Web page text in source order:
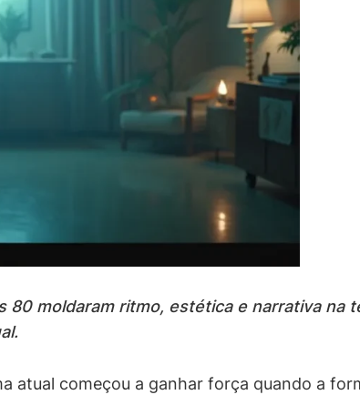
80 moldaram ritmo, estética e narrativa na
atual começou a ganhar força quando a